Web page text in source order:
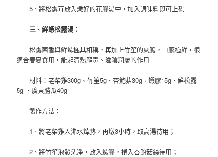
5、將松露茸放入燉好的花膠湯中，加入調味料即可上碟
三、鮮蝦松露湯：
松露菌香與鮮蝦極其相稱，再加上竹笙的爽脆，口感極鮮，很
適合春夏食用，能起清熱解毒、滋陰潤膚的作用
材料：老柴雞300g、竹笙5g、杏鮑菇30g、蝦膠15g、鮮松露
5g 、廣東勝瓜40g
製作方法：
1、將老柴雞入沸水焯熟，再燉3小時，取高湯待用；
2、將竹笙泡發洗凈，放入蝦膠，捲入杏鮑菇絲待用；